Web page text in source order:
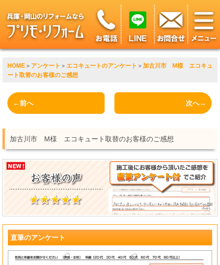
HOME > アンケート > エコキュートのアンケート > 加古川市 M様 エコキュ
ート取替のお客様のご感想
←前へ 次へ→
加古川市 M様 エコキュート取替のお客様のご感想
直筆のアンケート